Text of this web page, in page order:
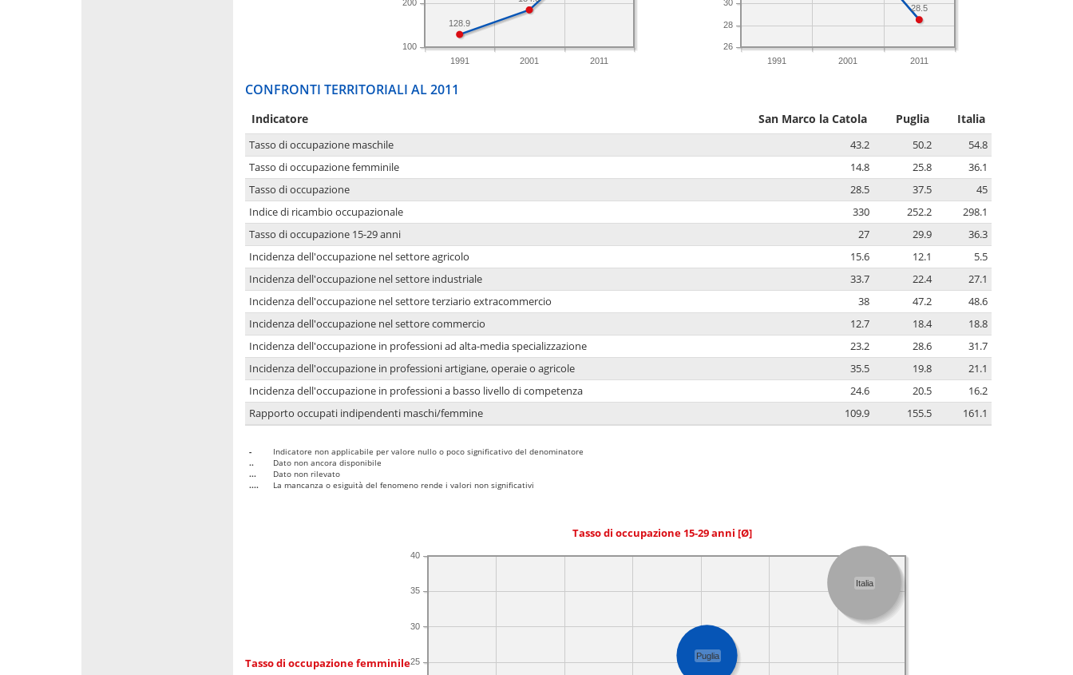
1991 2001 2011
100
200
128.9
1991 2001 2011
26
28
30
28.5
CONFRONTI TERRITORIALI AL 2011
Indicatore San Marco la Catola Puglia Italia
Tasso di occupazione maschile 43.2 50.2
54.8
Tasso di occupazione femminile
14.8 25.8
36.1
Tasso di occupazione
28.5 37.5
45
Indice di ricambio occupazionale
330 252.2
298.1
Tasso di occupazione 15-29 anni
27 29.9
36.3
Incidenza dell'occupazione nel settore agricolo
15.6 12.1
5.5
Incidenza dell'occupazione nel settore industriale
33.7 22.4
27.1
Incidenza dell'occupazione nel settore terziario extracommercio
38 47.2
48.6
Incidenza dell'occupazione nel settore commercio
12.7 18.4
18.8
Incidenza dell'occupazione in professioni ad alta-media specializzazione
23.2 28.6
31.7
Incidenza dell'occupazione in professioni artigiane, operaie o agricole
35.5 19.8
21.1
Incidenza dell'occupazione in professioni a basso livello di competenza
24.6 20.5
16.2
Rapporto occupati indipendenti maschi/femmine
109.9 155.5 161.1
-
Indicatore non applicabile per valore nullo o poco significativo del denominatore
..
Dato non ancora disponibile
...
Dato non rilevato
....
La mancanza o esiguità del fenomeno rende i valori non significativi
Tasso di occupazione 15-29 anni [Ø]
Tasso di occupazione femminile25
30
35
40
Italia
Puglia